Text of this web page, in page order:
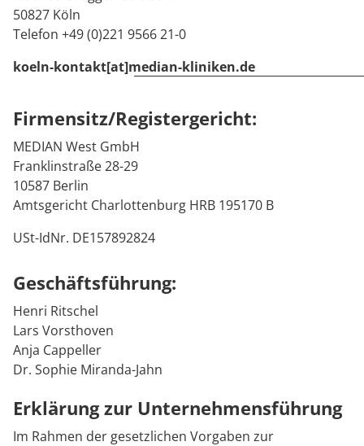
Anreise
Kinder-und Jugendreha
Geriatrie
Gynäkologie
HTS & Cochlea
Long Covid
Onkologie
Pneumologie
Rheumatologie
Prävention
Qualität & Expertise
Energiepolitik
Kosten & Kostenträger
Reha Checkliste
Zuweiser
Über MEDIAN
Kooperationen
Presse
Blog
50827 Köln
Telefon +49 (0)221 9566 21-0
koeln-kontakt[at]median-kliniken.de
Firmensitz/Registergericht:
MEDIAN West GmbH
Franklinstraße 28-29
10587 Berlin
Amtsgericht Charlottenburg HRB 195170 B
USt-IdNr. DE157892824
Geschäftsführung:
Henri Ritschel
Lars Vorsthoven
Anja Cappeller
Dr. Sophie Miranda-Jahn
Erklärung zur Unternehmensführung
Im Rahmen der gesetzlichen Vorgaben zur